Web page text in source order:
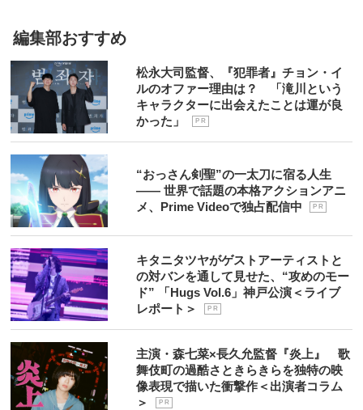
編集部おすすめ
松永大司監督、『犯罪者』チョン・イ
ルのオファー理由は？ 「滝川という
キャラクターに出会えたことは運が良
かった」
P R
“おっさん剣聖”の一太刀に宿る人生
―― 世界で話題の本格アクションアニ
メ、Prime Videoで独占配信中
P R
キタニタツヤがゲストアーティストと
の対バンを通して見せた、“攻めのモー
ド” 「Hugs Vol.6」神戸公演＜ライブ
レポート＞
P R
主演・森七菜×長久允監督『炎上』 歌
舞伎町の過酷さときらきらを独特の映
像表現で描いた衝撃作＜出演者コラム
＞
P R